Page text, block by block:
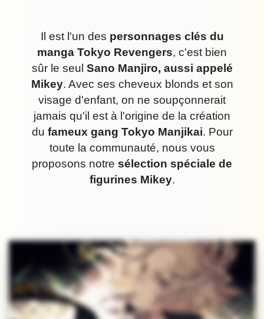
Il est l'un des personnages clés du
manga Tokyo Revengers, c'est bien
sûr le seul Sano Manjiro, aussi appelé
Mikey. Avec ses cheveux blonds et son
visage d'enfant, on ne soupçonnerait
jamais qu'il est à l'origine de la création
du fameux gang Tokyo Manjikai. Pour
toute la communauté, nous vous
proposons notre sélection spéciale de
figurines Mikey.